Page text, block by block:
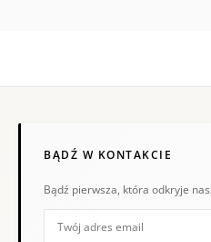
BĄDŹ W KONTAKCIE
Bądź pierwsza, która odkryje